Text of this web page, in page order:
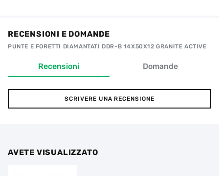
RECENSIONI E DOMANDE
PUNTE E FORETTI DIAMANTATI DDR-B 14X50X12 GRANITE ACTIVE
Recensioni Domande
SCRIVERE UNA RECENSIONE
AVETE VISUALIZZATO